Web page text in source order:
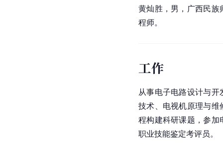
黄灿胜，男，广西民族
程师。
工作
从事电子电路设计与
技术、电视机原理与维
程构建科研课题，参
职业技能鉴定考评员。